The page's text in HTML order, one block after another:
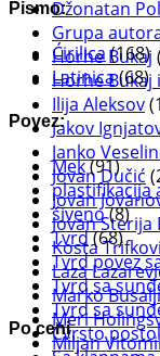
Džonatan
Grupa
Horhe Bukaj
Horhe Bukaj
Ilija Aleksov
Jakov
Janko
Jovan Dučić
Jovan
Jovan Sterija
Kosta
Laza
Marko Busalji
Meri
Miljan
Pismo:
Ćirilica (168)
Latinica(68)
Povez:
Mek(91)
plastifikacija
šiveno(8)
Tvrd(68)
Tvrd povez
Tvrd sa
Tvrd sa
Čvrsto
Po ceni